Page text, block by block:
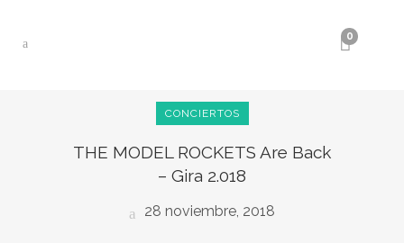
0
CONCIERTOS
THE MODEL ROCKETS Are Back
– Gira 2.018
28 noviembre, 2018